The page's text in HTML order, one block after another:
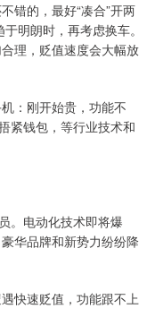
错的，最好“凑合”开两
明朗时，再考虑换车。
理，贬值速度会大幅放
：刚开始贵，功能不
紧钱包，等行业技术和
。电动化技术即将爆
华品牌和新势力纷纷降
快速贬值，功能跟不上